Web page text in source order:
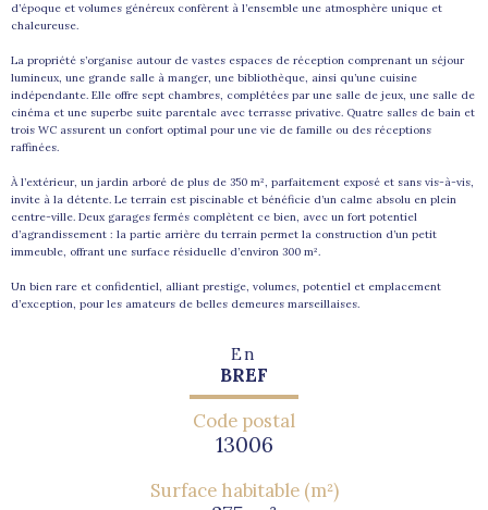
d’époque et volumes généreux confèrent à l’ensemble une atmosphère unique et
chaleureuse.
La propriété s’organise autour de vastes espaces de réception comprenant un séjour
lumineux, une grande salle à manger, une bibliothèque, ainsi qu’une cuisine
indépendante. Elle offre sept chambres, complétées par une salle de jeux, une salle de
cinéma et une superbe suite parentale avec terrasse privative. Quatre salles de bain et
trois WC assurent un confort optimal pour une vie de famille ou des réceptions
raffinées.
À l’extérieur, un jardin arboré de plus de 350 m², parfaitement exposé et sans vis-à-vis,
invite à la détente. Le terrain est piscinable et bénéficie d’un calme absolu en plein
centre-ville. Deux garages fermés complètent ce bien, avec un fort potentiel
d’agrandissement : la partie arrière du terrain permet la construction d’un petit
immeuble, offrant une surface résiduelle d’environ 300 m².
Un bien rare et confidentiel, alliant prestige, volumes, potentiel et emplacement
d’exception, pour les amateurs de belles demeures marseillaises.
En
BREF
Code postal
13006
Surface habitable (m²)